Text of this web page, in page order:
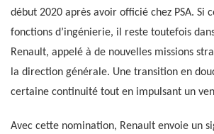
début 2020 après avoir officié chez PSA. Si
fonctions d’ingénierie, il reste toutefois
Renault, appelé à de nouvelles missions
la direction générale. Une transition en
certaine continuité tout en impulsant un
Avec cette nomination, Renault envoie un